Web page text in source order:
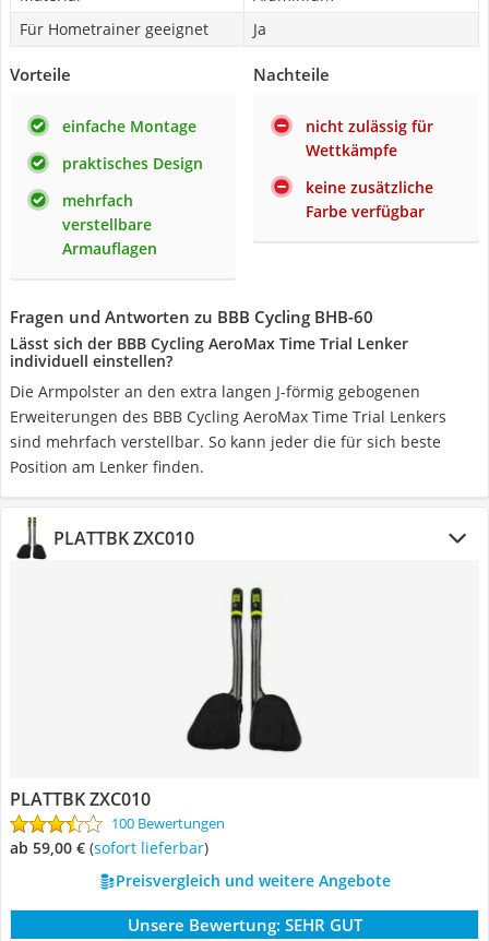
Für Hometrainer geeignet
Ja
Vorteile
einfache Montage
praktisches Design
mehrfach
verstellbare
Armauflagen
Nachteile
nicht zulässig für
Wettkämpfe
keine zusätzliche
Farbe verfügbar
Fragen und Antworten zu BBB Cycling BHB-60
Lässt sich der BBB Cycling AeroMax Time Trial Lenker
individuell einstellen?
Die Armpolster an den extra langen J-förmig gebogenen
Erweiterungen des BBB Cycling AeroMax Time Trial Lenkers
sind mehrfach verstellbar. So kann jeder die für sich beste
Position am Lenker finden.
PLATTBK ZXC010
PLATTBK ZXC010
100 Bewertungen
ab 59,00 € ( Sofort lieferbar)
Preisvergleich und weitere Angebote
Unsere Bewertung: SEHR GUT